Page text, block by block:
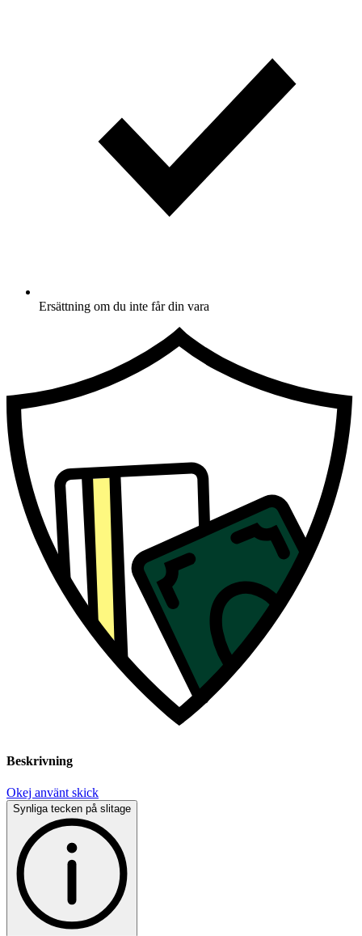
Ersättning om du inte får din vara
Beskrivning
Okej använt skick
Synliga tecken på slitage